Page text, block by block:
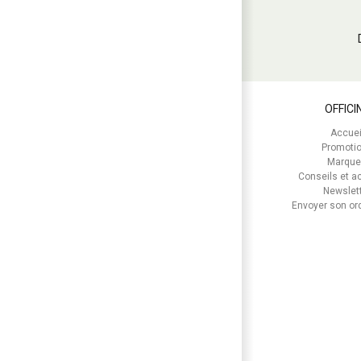
Accueil
Conseils et
Envoyer son